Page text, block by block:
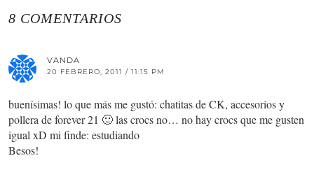
8 COMENTARIOS
VANDA
20 FEBRERO, 2011 / 11:15 PM
buenísimas! lo que más me gustó: chatitas de CK, accesorios y
pollera de forever 21 🙂 las crocs no… no hay crocs que me gusten
igual xD mi finde: estudiando
Besos!